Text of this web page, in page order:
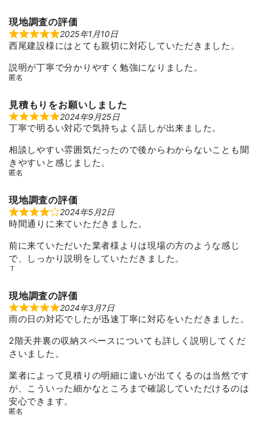
現地調査の評価
R
a
e
d
t
o
f
5
2025年1月10日
西尾建設様にはとても親切に対応していただきました。
説明が丁寧で分かりやすく勉強になりました。
匿名
見積もりをお願いしました
R
a
d
5
o
o
f
5
2024年9月25日
丁寧で明るい対応で気持ちよく話しが出来ました。
相談しやすい雰囲気だったので後からわからないことも聞
きやすいと感じました。
匿名
現地調査の評価
R
a
d
4
o
o
f
5
2024年5月2日
時間通りに来ていただきました。
前に来ていただいた業者様よりは現場の方のような感じ
で、しっかり説明をしていただきました。
Ｔ
現地調査の評価
R
a
e
d
5
o
t
f
5
2024年3月7日
雨の日の対応でしたが迅速丁寧に対応をいただきました。
2階天井裏の収納スペースについても詳しく説明してくだ
さいました。
業者によって見積りの明細に違いが出てくるのは当然です
が、こういった細かなところまで確認していただけるのは
安心できます。
匿名